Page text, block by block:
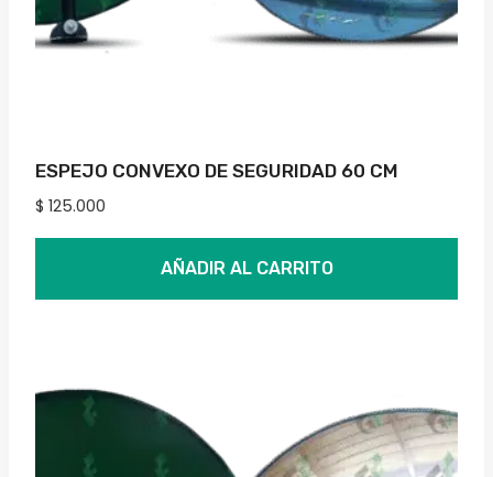
ESPEJO CONVEXO DE SEGURIDAD 60 CM
$ 125.000
AÑADIR AL CARRITO